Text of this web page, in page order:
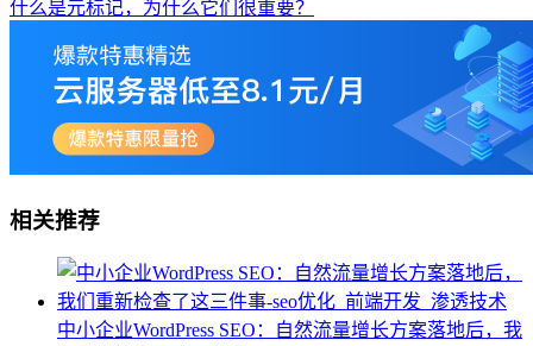
什么是元标记，为什么它们很重要？
相关推荐
中小企业WordPress SEO：自然流量增长方案落地后，我